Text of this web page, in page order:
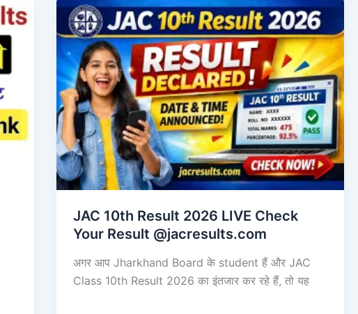
JAC 10th Result 2026 LIVE Check
Your Result @jacresults.com
अगर आप Jharkhand Board के student हैं और JAC
Class 10th Result 2026 का इंतजार कर रहे हैं, तो यह